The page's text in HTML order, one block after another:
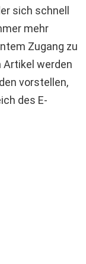
sich schnell
mehr
Zugang zu
Artikel werden
vorstellen,
des E-